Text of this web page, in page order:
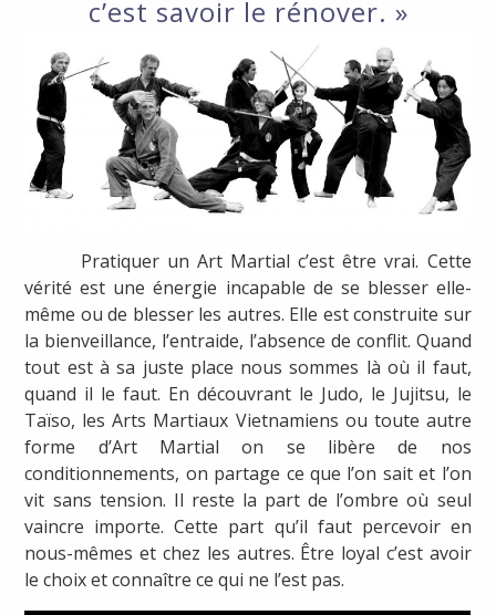
c’est savoir le rénover. »
Pratiquer un Art Martial c’est être vrai. Cette
vérité est une énergie incapable de se blesser elle-
même ou de blesser les autres. Elle est construite sur
la bienveillance, l’entraide, l’absence de conflit. Quand
tout est à sa juste place nous sommes là où il faut,
quand il le faut. En découvrant le Judo, le Jujitsu, le
Taïso, les Arts Martiaux Vietnamiens ou toute autre
forme d’Art Martial on se libère de nos
conditionnements, on partage ce que l’on sait et l’on
vit sans tension. Il reste la part de l’ombre où seul
vaincre importe. Cette part qu’il faut percevoir en
nous-mêmes et chez les autres. Être loyal c’est avoir
le choix et connaître ce qui ne l’est pas.